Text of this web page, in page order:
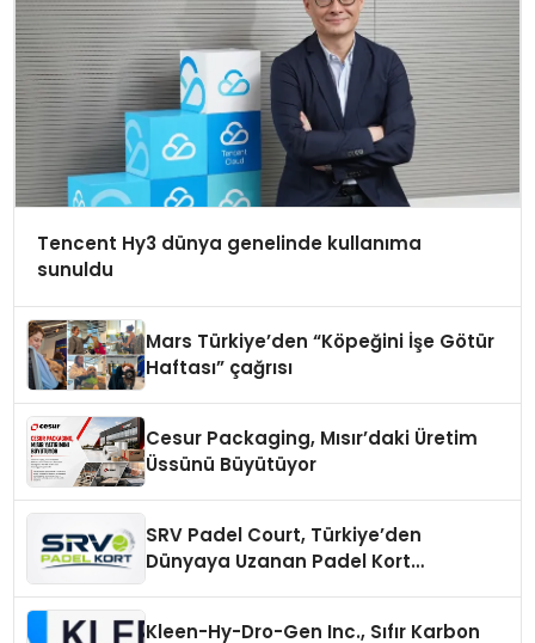
Tencent Hy3 dünya genelinde kullanıma
sunuldu
Mars Türkiye’den “Köpeğini İşe Götür
Haftası” çağrısı
Cesur Packaging, Mısır’daki Üretim
Üssünü Büyütüyor
SRV Padel Court, Türkiye’den
Dünyaya Uzanan Padel Kort
Kleen-Hy-Dro-Gen Inc., Sıfır Karbon